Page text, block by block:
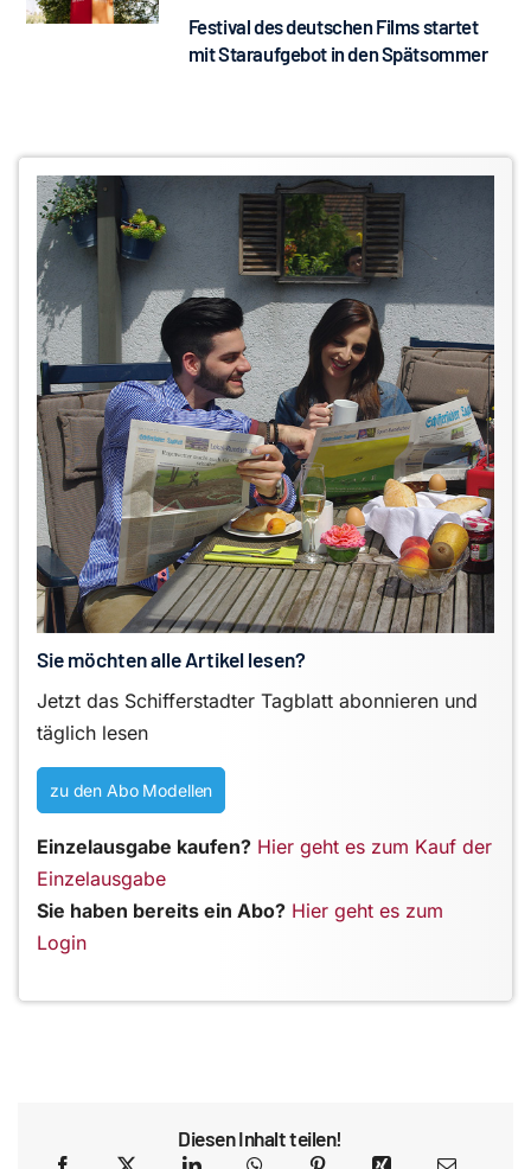
Festival des deutschen Films startet
mit Staraufgebot in den Spätsommer
Sie möchten alle Artikel lesen?
Jetzt das Schifferstadter Tagblatt abonnieren und
täglich lesen
zu den Abo Modellen
Einzelausgabe kaufen? Hier geht es zum Kauf der
Einzelausgabe
Sie haben bereits ein Abo? Hier geht es zum
Login
Diesen Inhalt teilen!